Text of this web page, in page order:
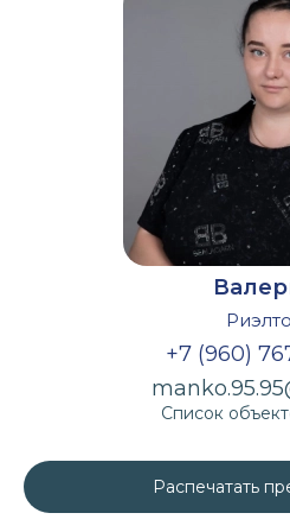
+7 (960)
Список
Распечатать